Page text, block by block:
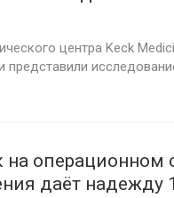
центра Keck
на операционном
даёт надежду